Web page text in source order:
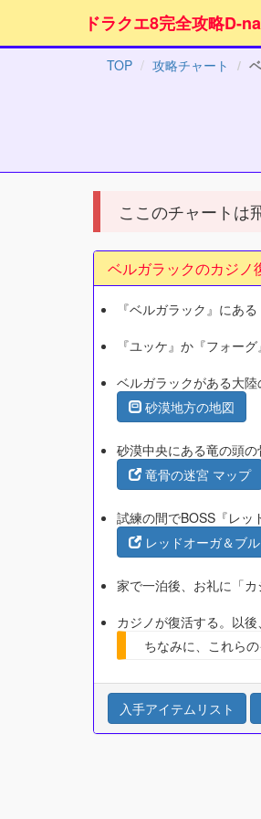
ドラクエ8完全攻略D-
TOP 攻略チャート
ここのチャートは
ベルガラックのカジ
『ベルガラック』にあ
『ユッケ』か『フォー
ベルガラックがある大
砂漠地方の地図
砂漠中央にある竜の頭
竜骨の迷宮 マップ
試練の間でBOSS『レッ
レッドオーガ＆ブ
家で一泊後、お礼に「
カジノが復活する。以
ちなみに、これら
入手アイテムリスト